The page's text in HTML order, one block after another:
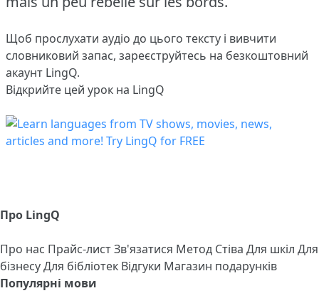
Щоб прослухати аудіо до цього тексту і вивчити
словниковий запас, зареєструйтесь на безкоштовний
акаунт LingQ.
Відкрийте цей урок на LingQ
Про LingQ
Про нас Прайс-листЗв'язатися Метод Стіва Для шкіл Для
бізнесуДля бібліотек Відгуки Магазин подарунків
Популярні мови